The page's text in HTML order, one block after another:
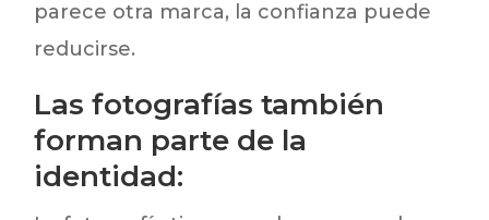
parece otra marca, la confianza puede
reducirse.
Las fotografías también
forman parte de la
identidad: